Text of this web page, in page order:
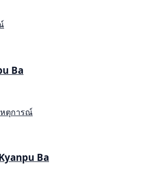
Ba
หตุการณ์
Ba